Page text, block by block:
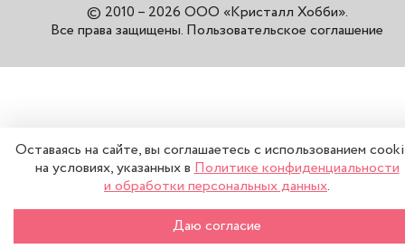
– +
© 2010 – 2026 ООО «Кристалл Хобби».
Все права защищены. Пользовательское соглашение
Оставаясь на сайте, вы соглашаетесь с использованием
на условиях, указанных вПолитике конфиденциальности
и обработки персональных данных.
Даю согласие